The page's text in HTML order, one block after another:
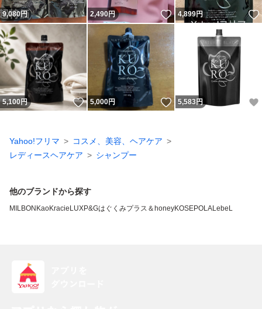
9,080円 2,490円 いいね！
4,899円
5,100円 いいね！
5,000円 いいね！
5,583円
Yahoo!フリマ
コスメ、美容、ヘアケア
レディースヘアケア
シャンプー
他のブランドから探す
MILBON KaoKracie LUXP&Gはぐくみプラス ＆honeyKOSEPOLALebeL